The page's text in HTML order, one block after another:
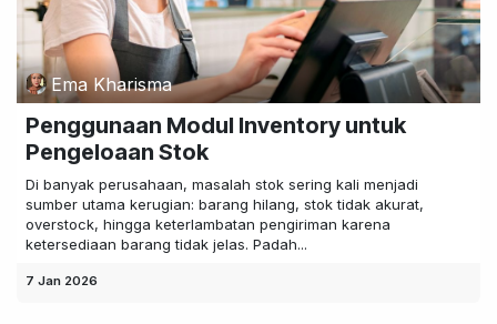
Ema Kharisma
Penggunaan Modul Inventory untuk
Pengeloaan Stok
Di banyak perusahaan, masalah stok sering kali menjadi
sumber utama kerugian: barang hilang, stok tidak akurat,
overstock, hingga keterlambatan pengiriman karena
ketersediaan barang tidak jelas. Padah...
7 Jan 2026